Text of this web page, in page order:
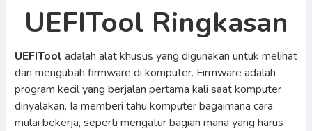
UEFITool Ringkasan
UEFITool adalah alat khusus yang digunakan untuk melihat
dan mengubah firmware di komputer. Firmware adalah
program kecil yang berjalan pertama kali saat komputer
dinyalakan. Ia memberi tahu komputer bagaimana cara
mulai bekerja, seperti mengatur bagian mana yang harus